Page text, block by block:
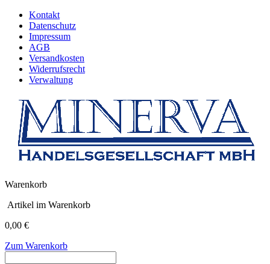
Kontakt
Datenschutz
Impressum
AGB
Versandkosten
Widerrufsrecht
Verwaltung
Warenkorb
Artikel im Warenkorb
0,00 €
Zum Warenkorb